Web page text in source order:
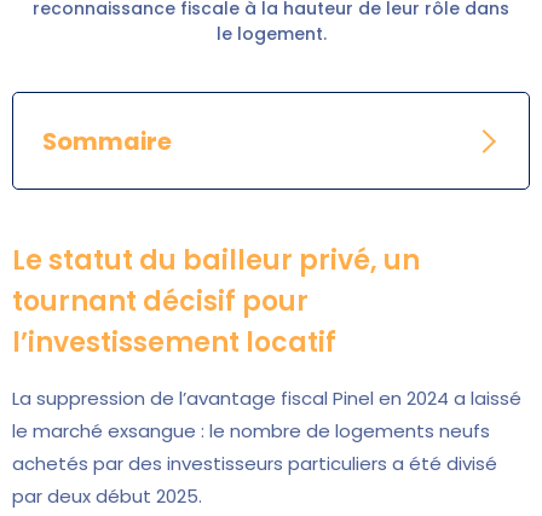
reconnaissance fiscale à la hauteur de leur rôle dans
le logement.
Sommaire
Le statut du bailleur privé, un
tournant décisif pour
l’investissement locatif
La suppression de l’avantage fiscal Pinel en 2024 a laissé
le marché exsangue : le nombre de logements neufs
achetés par des investisseurs particuliers a été divisé
par deux début 2025.